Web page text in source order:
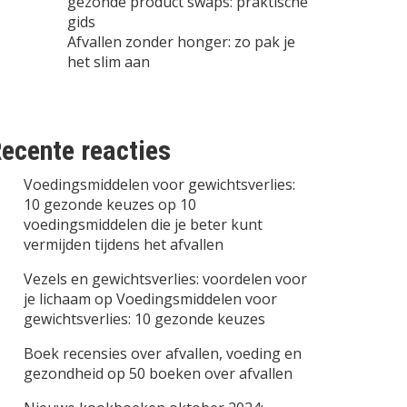
gids
Afvallen zonder honger: zo pak je
het slim aan
reacties
Voedingsmiddelen voor gewichtsverlies:
10 gezonde keuzes op 10
voedingsmiddelen die je beter kunt
vermijden tijdens het afvallen
Vezels en gewichtsverlies: voordelen voor
je lichaam op Voedingsmiddelen voor
gewichtsverlies: 10 gezonde keuzes
Boek recensies over afvallen, voeding en
gezondheid op 50 boeken over afvallen